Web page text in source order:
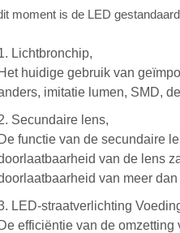
moment is de LED
Lichtbronchip,
Het huidige gebruik van
imitatie lumen, SMD,
Secundaire lens,
De functie van de secundaire
van de lens
van meer
LED-straatverlichting
De efficiëntie van de